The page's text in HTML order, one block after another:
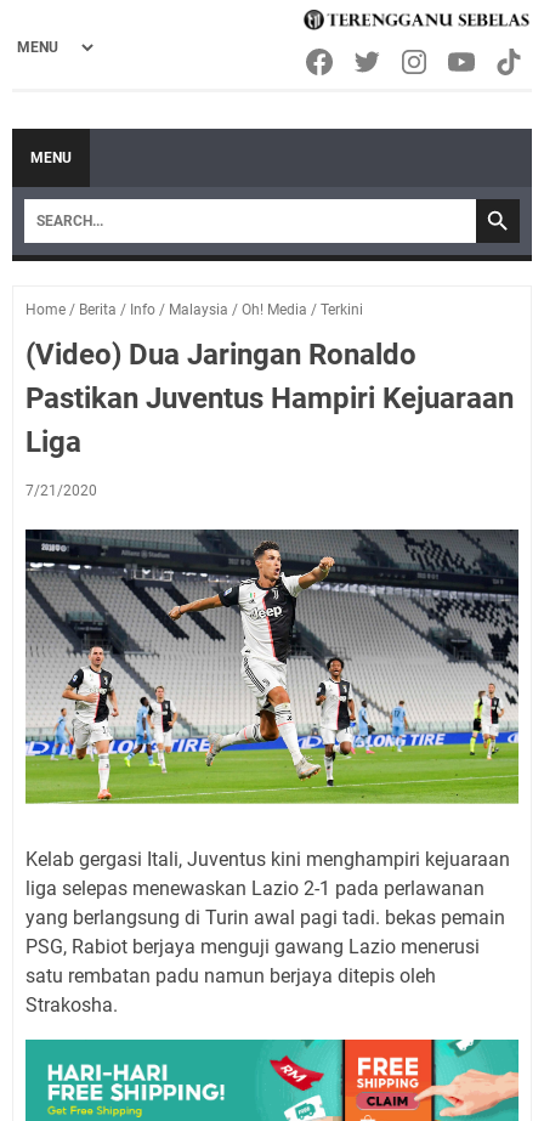
MENU
Home / Berita / Info / Malaysia / Oh! Media / Terkini
(Video) Dua Jaringan Ronaldo
Pastikan Juventus Hampiri Kejuaraan
Liga
7/21/2020
Kelab gergasi Itali, Juventus kini menghampiri kejuaraan
liga selepas menewaskan Lazio 2-1 pada perlawanan
yang berlangsung di Turin awal pagi tadi. bekas pemain
PSG, Rabiot berjaya menguji gawang Lazio menerusi
satu rembatan padu namun berjaya ditepis oleh
Strakosha.